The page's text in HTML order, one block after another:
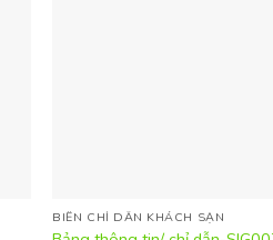
BIỂN CHỈ DẪN KHÁCH SẠN